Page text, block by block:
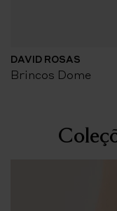
DAVID ROSAS
Brincos Dome